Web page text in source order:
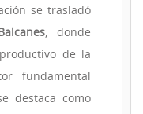
se trasladó
, donde
de la
fundamental
destaca como